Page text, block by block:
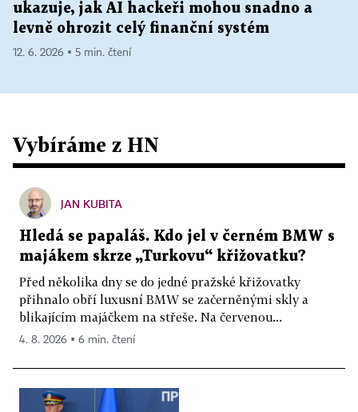
ukazuje, jak AI hackeři mohou snadno a
levně ohrozit celý finanční systém
12. 6. 2026 ▪ 5 min. čtení
Vybíráme z HN
JAN KUBITA
Hledá se papaláš. Kdo jel v černém BMW s
majákem skrze „Turkovu“ křižovatku?
Před několika dny se do jedné pražské křižovatky
přihnalo obří luxusní BMW se začerněnými skly a
blikajícím majáčkem na střeše. Na červenou...
4. 8. 2026 ▪ 6 min. čtení